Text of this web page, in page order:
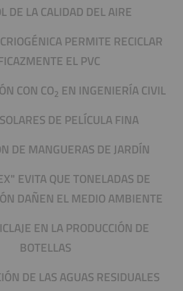
DE LA CALIDAD DEL AIRE
PERMITE RECICLAR
EL PVC
CON CO2 EN INGENIERÍA CIVIL
DE PELÍCULA FINA
DE MANGUERAS DE JARDÍN
EVITA QUE TONELADAS DE
DAÑEN EL MEDIO AMBIENTE
EN LA PRODUCCIÓN DE
BOTELLAS
DE LAS AGUAS RESIDUALES